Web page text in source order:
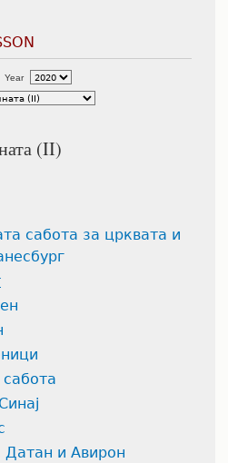
Year
(II)
сабота за црквата и
Датан и Авирон